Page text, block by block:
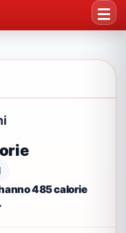
485 calorie